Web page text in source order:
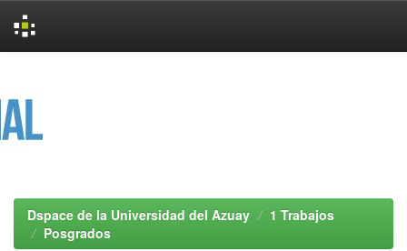
Dspace de la Universidad del Azuay
1 Trabajos
Posgrados